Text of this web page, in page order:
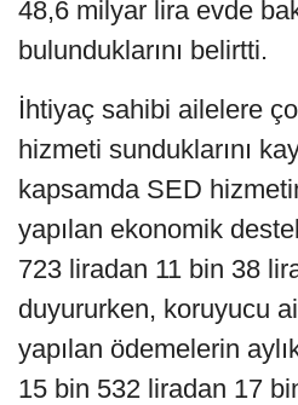
48,6 milyar lira evde
bulunduklarını belirtti.
İhtiyaç sahibi ailelere
hizmeti sunduklarını
kapsamda SED
yapılan ekonomik
723 liradan 11 bin 38
duyururken, koruyucu
yapılan ödemelerin
15 bin 532 liradan 17